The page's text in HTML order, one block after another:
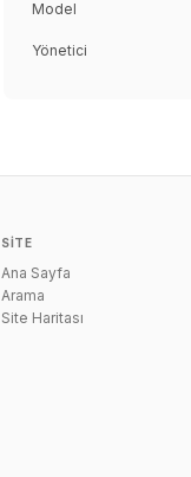
Model
Yönetici
SITE
Ana Sayfa
Arama
Site Haritası